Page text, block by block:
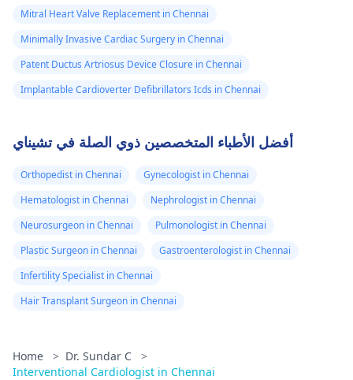
Mitral Heart Valve Replacement in Chennai
Minimally Invasive Cardiac Surgery in Chennai
Patent Ductus Artriosus Device Closure in Chennai
Implantable Cardioverter Defibrillators Icds in Chennai
أفضل الأطباء المتخصصين ذوي الصلة في تشيناي
Orthopedist in Chennai
Gynecologist in Chennai
Hematologist in Chennai
Nephrologist in Chennai
Neurosurgeon in Chennai
Pulmonologist in Chennai
Plastic Surgeon in Chennai
Gastroenterologist in Chennai
Infertility Specialist in Chennai
Hair Transplant Surgeon in Chennai
Home > Dr. Sundar C
>
Interventional Cardiologist in Chennai